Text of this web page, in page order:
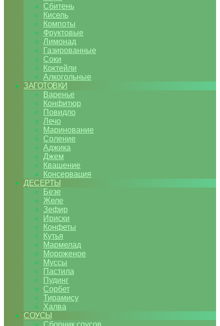
Сбитень
Кисель
Компоты
Фруктовые
Лимонад
Газированные
Соки
Коктейли
Алкогольные
ЗАГОТОВКИ
Варенье
Конфитюр
Повидло
Лечо
Маринование
Соление
Аджика
Джем
Квашение
Консервация
ДЕСЕРТЫ
Безе
Желе
Зефир
Ириски
Конфеты
Кутья
Мармелад
Мороженое
Муссы
Пастила
Пудинг
Сорбет
Тирамису
Халва
СОУСЫ
Сборник соусов